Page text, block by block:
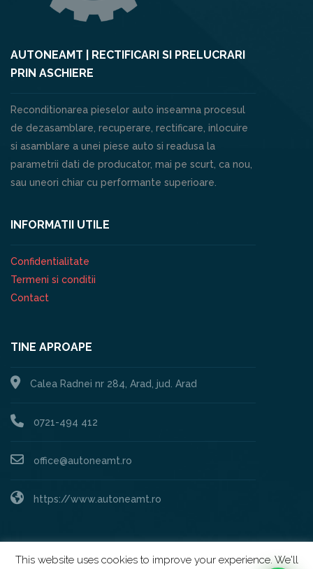
AUTONEAMT | RECTIFICARI SI PRELUCRARI
PRIN ASCHIERE
Reconditionarea pieselor auto inseamna procesul
de dezasamblare, recuperare, rectificare, inlocuire
si asamblare a unei piese auto si readusa la
parametrii dati de producator, mai pe scurt, ca nou,
sau uneori chiar cu performante superioare.
INFORMATII UTILE
Confidentialitate
Termeni si conditii
Contact
TINE APROAPE
Calea Radnei nr 284, Arad, jud. Arad
0721-494 412
office@autoneamt.ro
https://www.autoneamt.ro
This website uses cookies to improve your experience. We'll